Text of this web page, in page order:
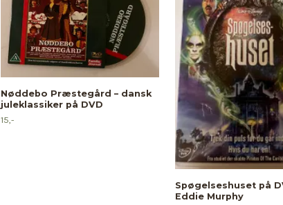
Nøddebo Præstegård – dansk
juleklassiker på DVD
15,-
Spøgelseshuset på
Eddie Murphy